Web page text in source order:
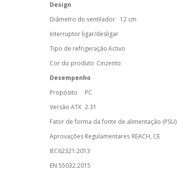
Design
Diâmetro do ventilador
12 cm
Interruptor ligar/desligar
Tipo de refrigeraçãoActivo
Cor do produto Cinzento
Desempenho
Propósito
PC
Versão ATX 2.31
Fator de forma da fonte de alimentação (PSU)
Aprovações Regulamentares REACH, CE
IEC62321:2013
EN 55032:2015